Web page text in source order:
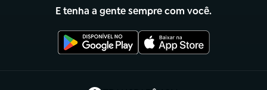
E tenha a gente sempre com você.